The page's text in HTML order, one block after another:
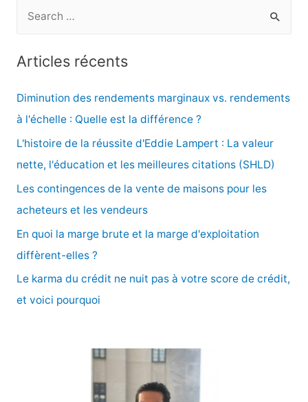
e
r
:
Articles récents
Diminution des rendements marginaux vs. rendements
à l'échelle : Quelle est la différence ?
L'histoire de la réussite d'Eddie Lampert : La valeur
nette, l'éducation et les meilleures citations (SHLD)
Les contingences de la vente de maisons pour les
acheteurs et les vendeurs
En quoi la marge brute et la marge d'exploitation
diffèrent-elles ?
Le karma du crédit ne nuit pas à votre score de crédit,
et voici pourquoi